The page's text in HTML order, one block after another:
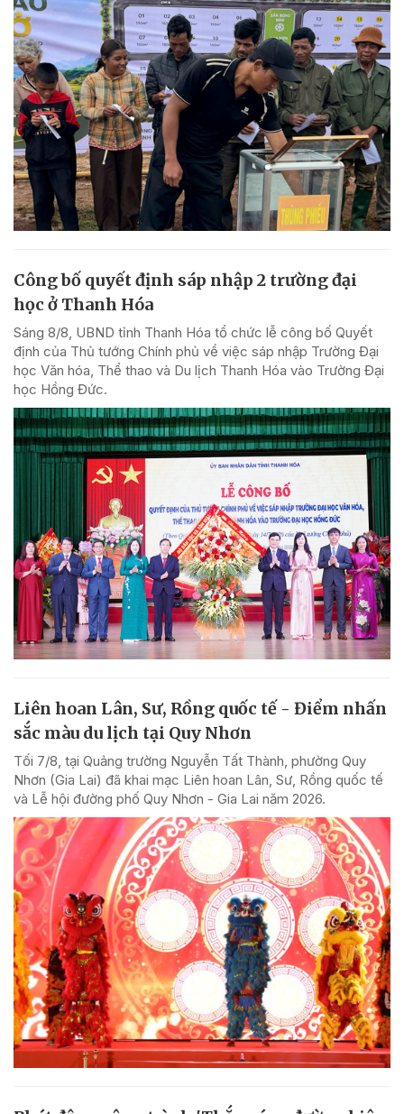
Công bố quyết định sáp nhập 2 trường đại
học ở Thanh Hóa
Sáng 8/8, UBND tỉnh Thanh Hóa tổ chức lễ công bố Quyết
định của Thủ tướng Chính phủ về việc sáp nhập Trường Đại
học Văn hóa, Thể thao và Du lịch Thanh Hóa vào Trường Đại
học Hồng Đức.
Liên hoan Lân, Sư, Rồng quốc tế - Điểm nhấn
sắc màu du lịch tại Quy Nhơn
Tối 7/8, tại Quảng trường Nguyễn Tất Thành, phường Quy
Nhơn (Gia Lai) đã khai mạc Liên hoan Lân, Sư, Rồng quốc tế
và Lễ hội đường phố Quy Nhơn - Gia Lai năm 2026.